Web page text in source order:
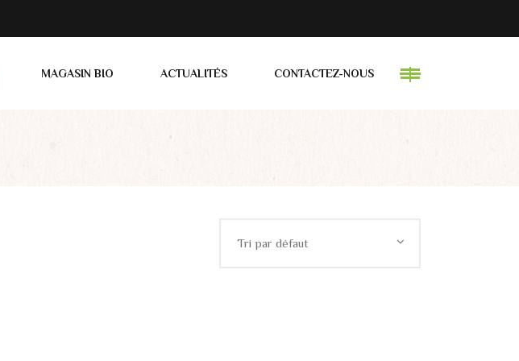
MAGASIN BIO ACTUALITÉS CONTACTEZ-NOUS
Tri par défaut